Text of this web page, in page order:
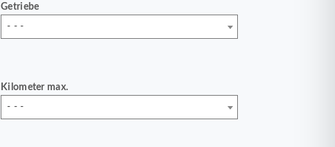
Getriebe
- - -
Kilometer max.
- - -